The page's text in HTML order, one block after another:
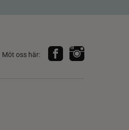
Möt oss här: